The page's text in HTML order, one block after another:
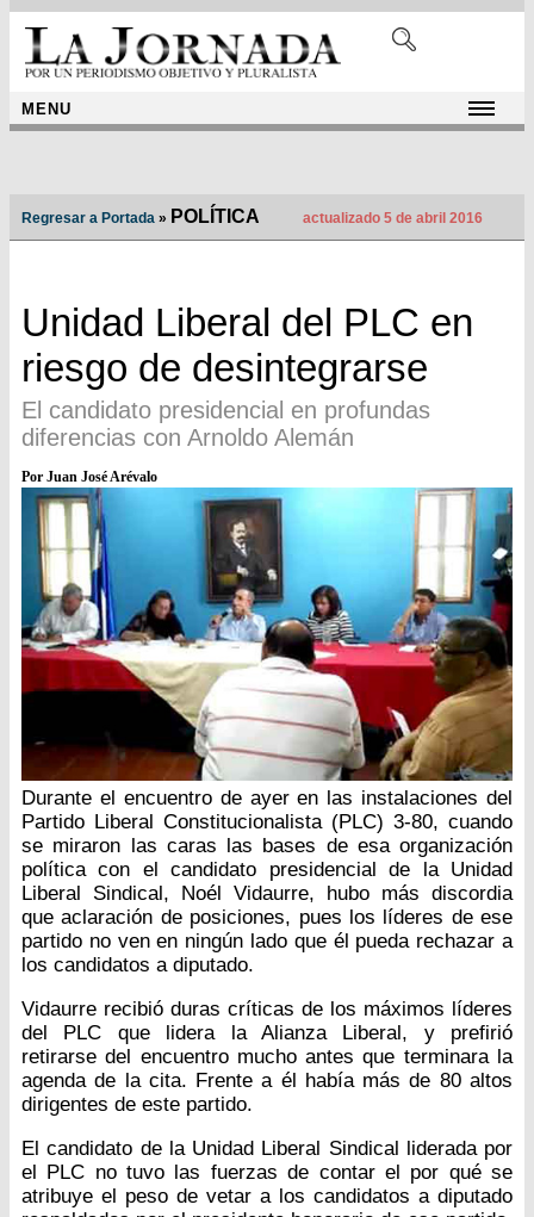
MENU
Regresar a Portada » POLÍTICA actualizado 5 de abril 2016
Unidad Liberal del PLC en
riesgo de desintegrarse
El candidato presidencial en profundas
diferencias con Arnoldo Alemán
Por Juan José Arévalo
Durante el encuentro de ayer en las instalaciones del
Partido Liberal Constitucionalista (PLC) 3-80, cuando
se miraron las caras las bases de esa organización
política con el candidato presidencial de la Unidad
Liberal Sindical, Noél Vidaurre, hubo más discordia
que aclaración de posiciones, pues los líderes de ese
partido no ven en ningún lado que él pueda rechazar a
los candidatos a diputado.
Vidaurre recibió duras críticas de los máximos líderes
del PLC que lidera la Alianza Liberal, y prefirió
retirarse del encuentro mucho antes que terminara la
agenda de la cita. Frente a él había más de 80 altos
dirigentes de este partido.
El candidato de la Unidad Liberal Sindical liderada por
el PLC no tuvo las fuerzas de contar el por qué se
atribuye el peso de vetar a los candidatos a diputado